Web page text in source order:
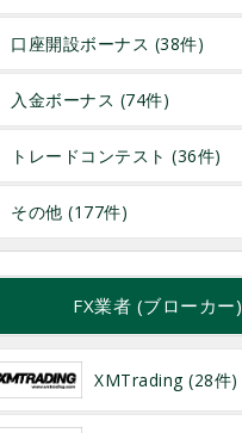
口座開設ボーナス (38件)
入金ボーナス (74件)
トレードコンテスト (36件)
その他 (177件)
FX業者 (ブローカー)
XMTrading (28件)